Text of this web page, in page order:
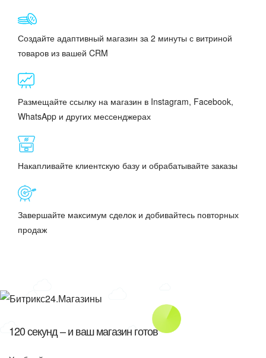
Создайте адаптивный магазин за 2 минуты с витриной
товаров из вашей CRM
Размещайте ссылку на магазин в Instagram, Facebook,
WhatsApp и других мессенджерах
Накапливайте клиентскую базу и обрабатывайте заказы
Завершайте максимум сделок и добивайтесь повторных
продаж
120 секунд – и ваш магазин готов